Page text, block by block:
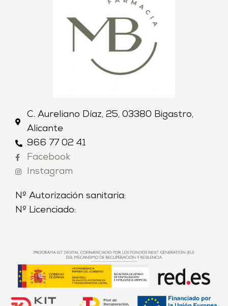
C. Aureliano Díaz, 25, 03380 Bigastro,
Alicante
966 77 02 41
Facebook
Instagram
Nº Autorización sanitaria:
Nº Licenciado: